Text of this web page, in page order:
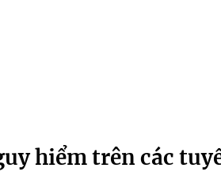
hiểm trên các